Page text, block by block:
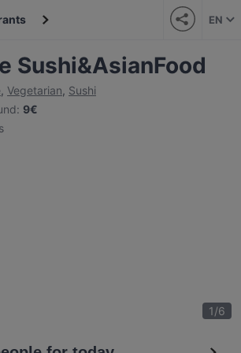
EN
Sushi&AsianFood
, Vegetarian, Sushi
: 9€
1/6